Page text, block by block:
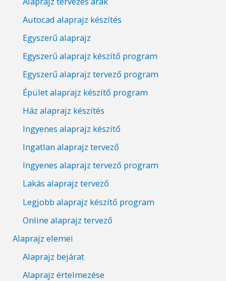
Autocad alaprajz készítés
Egyszerű alaprajz
Egyszerű alaprajz készítő program
Egyszerű alaprajz tervező program
Épület alaprajz készítő program
Ház alaprajz készítés
Ingyenes alaprajz készítő
Ingatlan alaprajz tervező
Ingyenes alaprajz tervező program
Lakás alaprajz tervező
Legjobb alaprajz készítő program
Online alaprajz tervező
Alaprajz elemei
Alaprajz bejárat
Alaprajz értelmezése